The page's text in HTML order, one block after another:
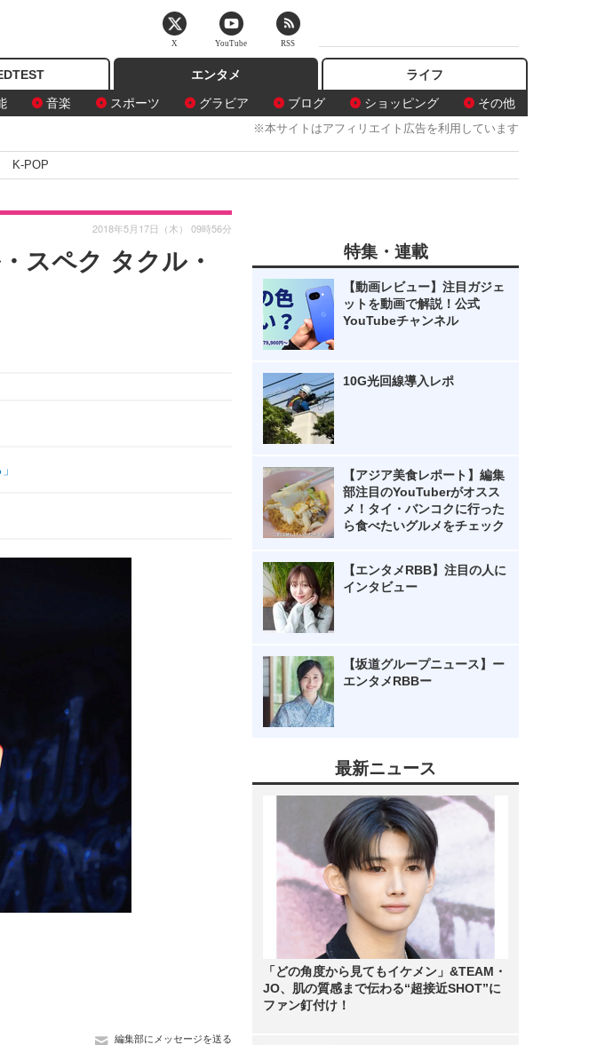
エンタメ
音楽 スポーツ グラビア ブログ ショッピング その他
ライフ
※本サイトはアフィリエイト広告を利用しています
K-POP
スペク タクル・
2018年5月17日（木） 09時56分
編集部にメッセージを送る
特集・連載
【動画レビュー】注目ガジェ
ットを動画で解説！公式
YouTubeチャンネル
10G光回線導入レポ
【アジア美食レポート】編集
部注目のYouTuberがオスス
メ！タイ・バンコクに行った
ら食べたいグルメをチェック
【エンタメRBB】注目の人に
インタビュー
【坂道グループニュース】ー
エンタメRBBー
最新ニュース
「どの角度から見てもイケメン」&TEAM・
JO、肌の質感まで伝わる“超接近SHOT”に
ファン釘付け！
X YouTube RSS